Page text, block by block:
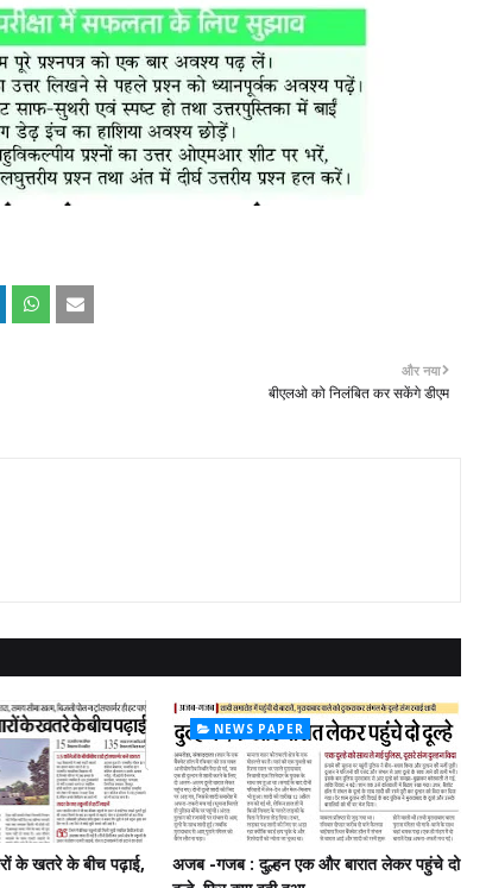
और नया
बीएलओ को निलंबित कर सकेंगे डीएम
के खतरे के बीच पढ़ाई,
NEWS PAPER
अजब -गजब : दुल्हन एक और बारात लेकर पहुंचे दो